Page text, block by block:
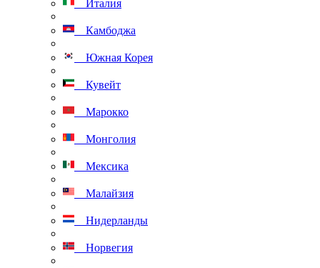
Италия
Камбоджа
Южная Корея
Кувейт
Марокко
Монголия
Мексика
Малайзия
Нидерланды
Норвегия